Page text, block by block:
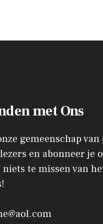
met Ons
gemeenschap van
en abonneer je
te missen van